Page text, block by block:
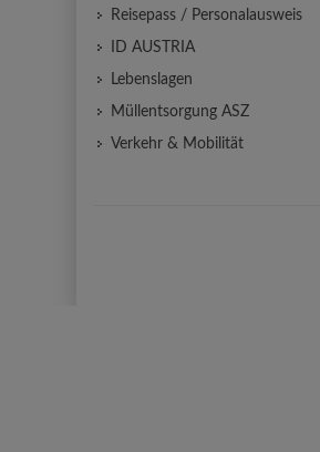
Reisepass / Personalausweis
ID AUSTRIA
Lebenslagen
Müllentsorgung ASZ
Verkehr & Mobilität